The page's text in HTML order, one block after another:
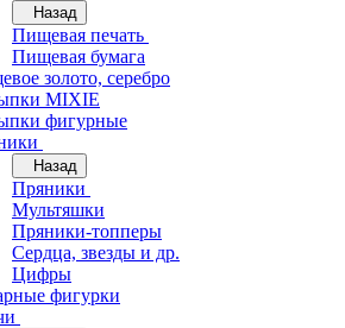
Назад
Пищевая печать
Пищевая бумага
золото, серебро
MIXIE
фигурные
Назад
Пряники
Мультяшки
Пряники-топперы
Сердца, звезды и др.
Цифры
фигурки